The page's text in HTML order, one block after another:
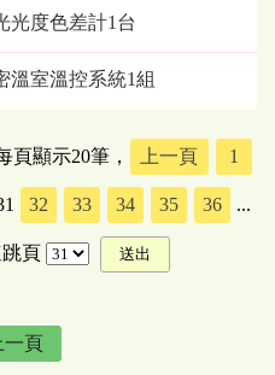
光度色差計1台
溫室溫控系統1組
頁顯示20筆， 上一頁 1
32 33 34 35 36 ...
頁
一頁